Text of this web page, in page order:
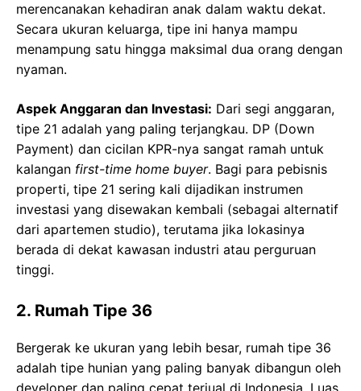
merencanakan kehadiran anak dalam waktu dekat.
Secara ukuran keluarga, tipe ini hanya mampu
menampung satu hingga maksimal dua orang dengan
nyaman.
Aspek Anggaran dan Investasi: Dari segi anggaran,
tipe 21 adalah yang paling terjangkau. DP (Down
Payment) dan cicilan KPR-nya sangat ramah untuk
kalangan first-time home buyer. Bagi para pebisnis
properti, tipe 21 sering kali dijadikan instrumen
investasi yang disewakan kembali (sebagai alternatif
dari apartemen studio), terutama jika lokasinya
berada di dekat kawasan industri atau perguruan
tinggi.
2. Rumah Tipe 36
Bergerak ke ukuran yang lebih besar, rumah tipe 36
adalah tipe hunian yang paling banyak dibangun oleh